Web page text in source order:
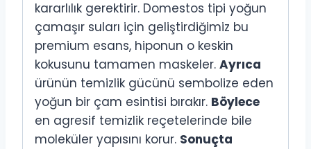
kararlılık gerektirir. Domestos tipi yoğun
çamaşır suları için geliştirdiğimiz bu
premium esans, hiponun o keskin
kokusunu tamamen maskeler. Ayrıca
ürünün temizlik gücünü sembolize eden
yoğun bir çam esintisi bırakır. Böylece
en agresif temizlik reçetelerinde bile
moleküler yapısını korur. Sonuçta